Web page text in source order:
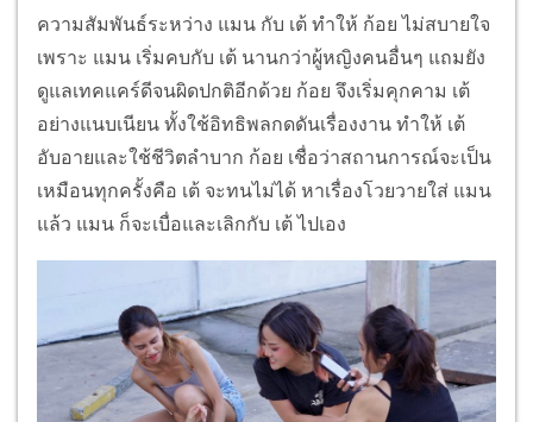
ความสัมพันธ์ระหว่าง แมน กับ เต้ ทำให้ ก้อย ไม่สบายใจ
เพราะ แมน เริ่มคบกับ เต้ นานกว่าผู้หญิงคนอื่นๆ แถมยัง
ดูแลเทคแคร์ดีจนผิดปกติอีกด้วย ก้อย จึงเริ่มคุกคาม เต้
อย่างแนบเนียน ทั้งใช้อิทธิพลกดดันเรื่องงาน ทำให้ เต้
อับอายและใช้ชีวิตลำบาก ก้อย เชื่อว่าสถานการณ์จะเป็น
เหมือนทุกครั้งคือ เต้ จะทนไม่ได้ หาเรื่องโวยวายใส่ แมน
แล้ว แมน ก็จะเบื่อและเลิกกับ เต้ ไปเอง